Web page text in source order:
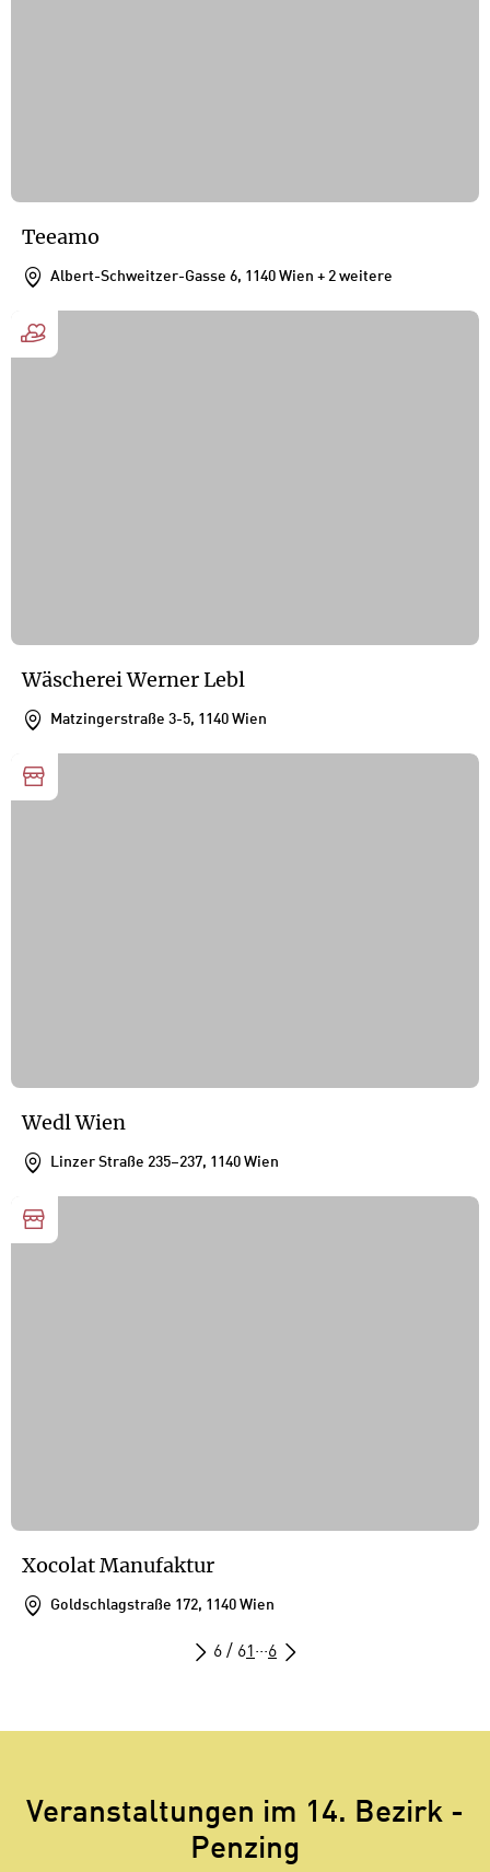
Teeamo
Albert-Schweitzer-Gasse 6, 1140 Wien + 2 weitere
Wäscherei Werner Lebl
Matzingerstraße 3-5, 1140 Wien
Wedl Wien
Linzer Straße 235–237, 1140 Wien
Xocolat Manufaktur
Goldschlagstraße 172, 1140 Wien
6 / 61 ···6
Veranstaltungen im 14. Bezirk -
Penzing